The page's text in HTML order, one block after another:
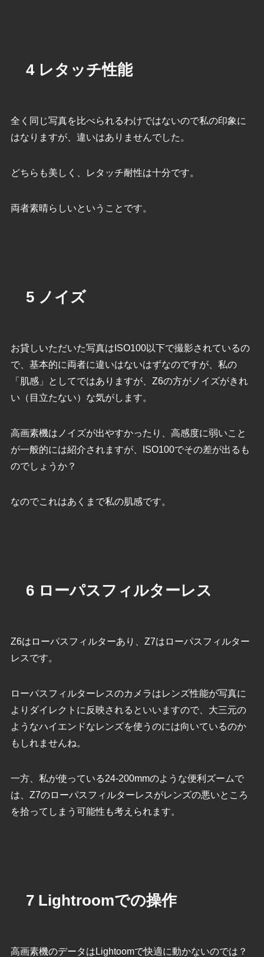
4 レタッチ性能
全く同じ写真を比べられるわけではないので私の印象に
はなりますが、違いはありませんでした。
どちらも美しく、レタッチ耐性は十分です。
両者素晴らしいということです。
5 ノイズ
お貸しいただいた写真はISO100以下で撮影されているの
で、基本的に両者に違いはないはずなのですが、私の
「肌感」としてではありますが、Z6の方がノイズがきれ
い（目立たない）な気がします。
高画素機はノイズが出やすかったり、高感度に弱いこと
が一般的には紹介されますが、ISO100でその差が出るも
のでしょうか？
なのでこれはあくまで私の肌感です。
6 ローパスフィルターレス
Z6はローパスフィルターあり、Z7はローパスフィルター
レスです。
ローパスフィルターレスのカメラはレンズ性能が写真に
よりダイレクトに反映されるといいますので、大三元の
ようなハイエンドなレンズを使うのには向いているのか
もしれませんね。
一方、私が使っている24-200mmのような便利ズームで
は、Z7のローパスフィルターレスがレンズの悪いところ
を拾ってしまう可能性も考えられます。
7 Lightroomでの操作
高画素機のデータはLightoomで快適に動かないのでは？